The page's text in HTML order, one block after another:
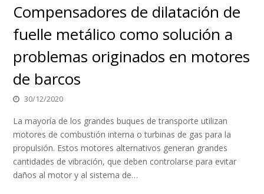
Compensadores de dilatación de
fuelle metálico como solución a
problemas originados en motores
de barcos
30/12/2020
La mayoría de los grandes buques de transporte utilizan
motores de combustión interna o turbinas de gas para la
propulsión. Estos motores alternativos generan grandes
cantidades de vibración, que deben controlarse para evitar
daños al motor y al sistema de…